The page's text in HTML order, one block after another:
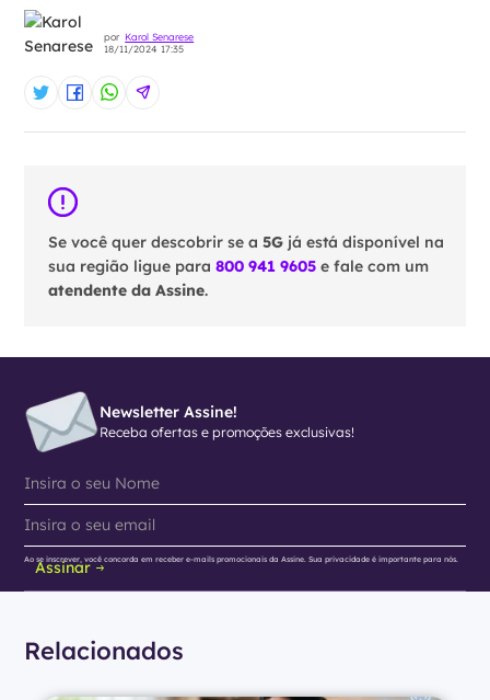
por Karol Senarese
18/11/2024 17:35
Se você quer descobrir se a5G já está disponível na
sua região ligue para800 941 9605 e fale com um
atendente da Assine.
Newsletter Assine!
Receba ofertas e promoções exclusivas!
Assinar
Ao se inscrever, você concorda em receber e-mails promocionais da Assine. Sua privacidade é importante para nós.
Relacionados